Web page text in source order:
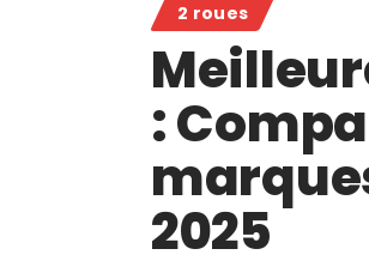
2 roues
:
2025